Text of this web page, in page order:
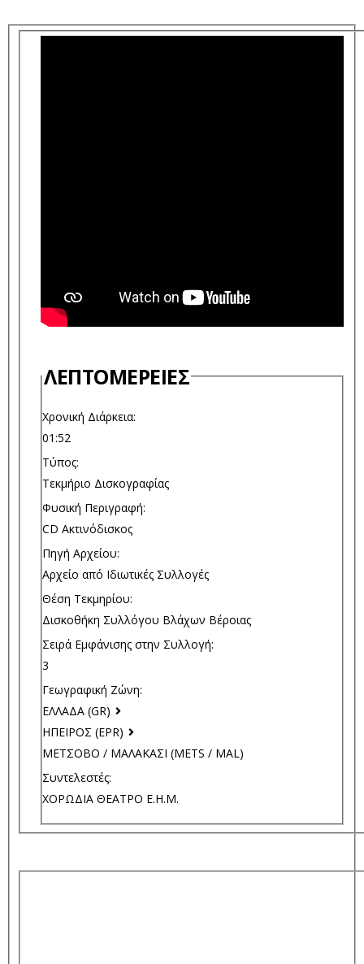
ΛΕΠΤΟΜΈΡΕΙΕΣ
Χρονική Διάρκεια:
01:52
Τύπος:
Τεκμήριο Δισκογραφίας
Φυσική Περιγραφή:
CD Ακτινόδισκος
Πηγή Αρχείου:
Αρχείο από Ιδιωτικές Συλλογές
Θέση Τεκμηρίου:
Δισκοθήκη Συλλόγου Βλάχων Βέροιας
Σειρά Εμφάνισης στην Συλλογή:
3
Γεωγραφική Ζώνη:
ΕΛΛΑΔΑ (GR)
ΗΠΕΙΡΟΣ (EPR)
ΜΕΤΣΟΒΟ / ΜΑΛΑΚΑΣΙ (METS / MAL)
Συντελεστές:
ΧΟΡΩΔΙΑ ΘΕΑΤΡΟ Ε.Η.Μ.